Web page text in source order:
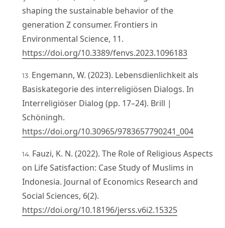
shaping the sustainable behavior of the
generation Z consumer. Frontiers in
Environmental Science, 11.
https://doi.org/10.3389/fenvs.2023.1096183
Engemann, W. (2023). Lebensdienlichkeit als
Basiskategorie des interreligiösen Dialogs. In
Interreligiöser Dialog (pp. 17–24). Brill |
Schöningh.
https://doi.org/10.30965/9783657790241_004
Fauzi, K. N. (2022). The Role of Religious Aspects
on Life Satisfaction: Case Study of Muslims in
Indonesia. Journal of Economics Research and
Social Sciences, 6(2).
https://doi.org/10.18196/jerss.v6i2.15325